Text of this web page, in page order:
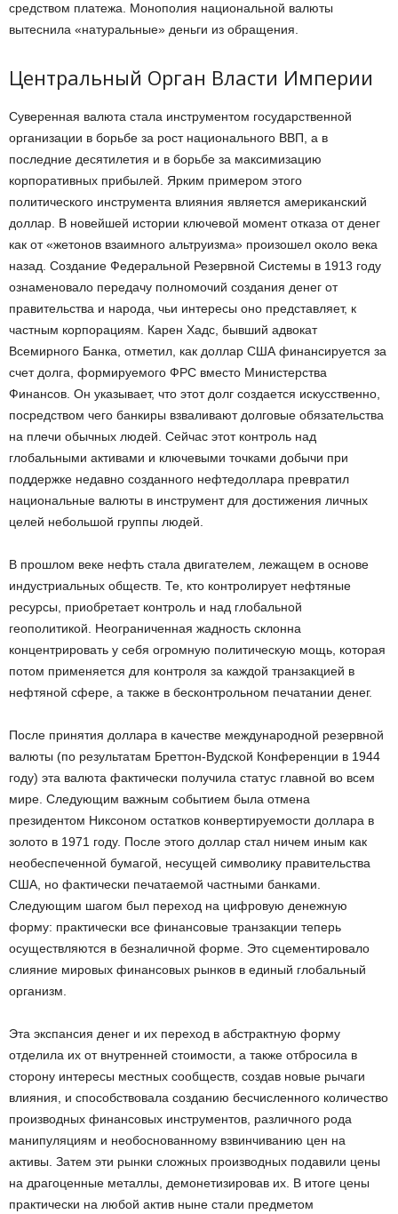
средством платежа. Монополия национальной валюты
вытеснила «натуральные» деньги из обращения.
Центральный Орган Власти Империи
Суверенная валюта стала инструментом государственной
организации в борьбе за рост национального ВВП, а в
последние десятилетия и в борьбе за максимизацию
корпоративных прибылей. Ярким примером этого
политического инструмента влияния является американский
доллар. В новейшей истории ключевой момент отказа от денег
как от «жетонов взаимного альтруизма» произошел около века
назад. Создание Федеральной Резервной Системы в 1913 году
ознаменовало передачу полномочий создания денег от
правительства и народа, чьи интересы оно представляет, к
частным корпорациям. Карен Хадс, бывший адвокат
Всемирного Банка, отметил, как доллар США финансируется за
счет долга, формируемого ФРС вместо Министерства
Финансов. Он указывает, что этот долг создается искусственно,
посредством чего банкиры взваливают долговые обязательства
на плечи обычных людей. Сейчас этот контроль над
глобальными активами и ключевыми точками добычи при
поддержке недавно созданного нефтедоллара превратил
национальные валюты в инструмент для достижения личных
целей небольшой группы людей.
В прошлом веке нефть стала двигателем, лежащем в основе
индустриальных обществ. Те, кто контролирует нефтяные
ресурсы, приобретает контроль и над глобальной
геополитикой. Неограниченная жадность склонна
концентрировать у себя огромную политическую мощь, которая
потом применяется для контроля за каждой транзакцией в
нефтяной сфере, а также в бесконтрольном печатании денег.
После принятия доллара в качестве международной резервной
валюты (по результатам Бреттон-Вудской Конференции в 1944
году) эта валюта фактически получила статус главной во всем
мире. Следующим важным событием была отмена
президентом Никсоном остатков конвертируемости доллара в
золото в 1971 году. После этого доллар стал ничем иным как
необеспеченной бумагой, несущей символику правительства
США, но фактически печатаемой частными банками.
Следующим шагом был переход на цифровую денежную
форму: практически все финансовые транзакции теперь
осуществляются в безналичной форме. Это сцементировало
слияние мировых финансовых рынков в единый глобальный
организм.
Эта экспансия денег и их переход в абстрактную форму
отделила их от внутренней стоимости, а также отбросила в
сторону интересы местных сообществ, создав новые рычаги
влияния, и способствовала созданию бесчисленного количество
производных финансовых инструментов, различного рода
манипуляциям и необоснованному взвинчиванию цен на
активы. Затем эти рынки сложных производных подавили цены
на драгоценные металлы, демонетизировав их. В итоге цены
практически на любой актив ныне стали предметом